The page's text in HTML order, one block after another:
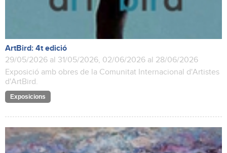
ArtBird: 4t edició
29/05/2026 al 31/05/2026, 02/06/2026 al 28/06/2026
Exposició amb obres de la Comunitat Internacional d'Artistes
d'ArtBird.
Exposicions